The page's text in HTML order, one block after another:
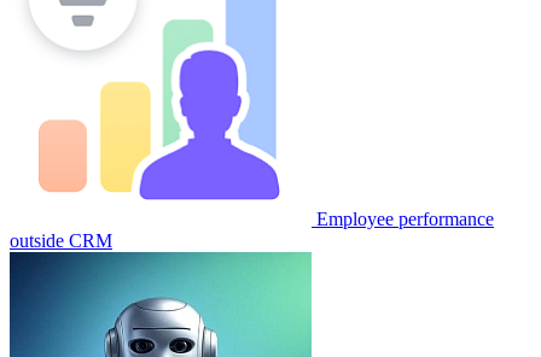
Employee performance
outside CRM